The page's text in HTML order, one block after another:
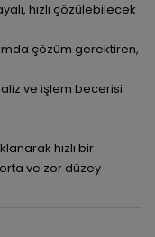
hızlı çözülebilecek
çözüm gerektiren,
ve işlem becerisi
hızlı bir
orta ve zor düzey